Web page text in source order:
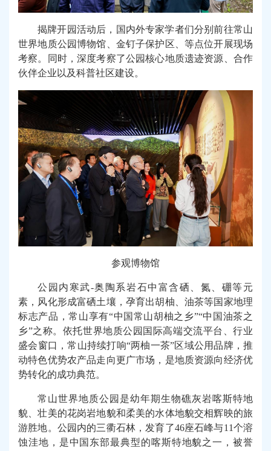
揭牌开园活动后，国内外专家学者们分别前往常山
世界地质公园博物馆、金钉子保护区、等点位开展现场
考察。同时，深度考察了公园核心地质遗迹资源、合作
伙伴企业以及科普社区建设。
参观博物馆
公园内寒武-奥陶系岩石中富含硒、氮、硼等元
素，风化形成富硒土壤，孕育出胡柚、油茶等国家地理
标志产品，常山享有“中国常山胡柚之乡”“中国油茶之
乡”之称。依托世界地质公园国际高端交流平台、行业
盛会窗口，常山持续打响“两柚一茶”区域公用品牌，推
动特色优势农产品走向更广市场，是地质资源向经济优
势转化的成功典范。
常山世界地质公园是幼年期生物礁灰岩喀斯特地
貌、壮美的花岗岩地貌和柔美的水体地貌交相辉映的旅
游胜地。公园内的三衢石林，发育了46座石峰与11个溶
蚀洼地，是中国东部最典型的喀斯特地貌之一，被誉